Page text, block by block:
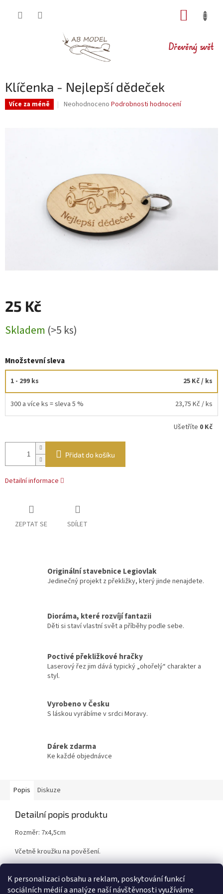
K personalizaci obsahu a reklam, poskytování funkcí
sociálních médií a analýze naší návštěvnosti využíváme
Dřevěný svět
Klíčenka - Nejlepší dědeček
Více za méně
Průměrné
Neohodnoceno Podrobnosti hodnocení
25 Kč
cena:
Skladem (>5 ks)
Množstevní sleva
1 - 299 ks 25 Kč/ ks
300 a více ks = sleva 5 % 23,75 Kč / ks
Ušetříte 0 Kč
Přidat do košíku
Detailní informace
ZEPTAT SE SDÍLET
Originální stavebnice Legiovlak
Jedinečný projekt z překližky, který jinde nenajdete.
Dioráma, které rozvíjí fantazii
Děti si staví vlastní svět a příběhy podle sebe.
Poctivé překližkové hračky
Laserový řez jim dává typický „ohořelý“ charakter a
styl.
Vyrobeno v Česku
S láskou vyrábíme v srdci Moravy.
Dárek zdarma
Ke každé objednávce
Popis Diskuze
Detailní popis produktu
Rozměr: 7x4,5cm
Včetně kroužku na pověšení.